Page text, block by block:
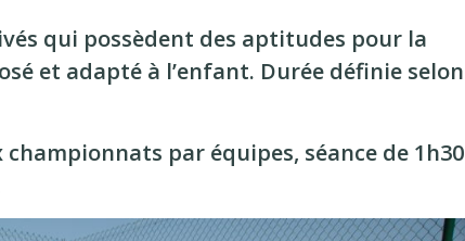
qui possèdent des aptitudes pour la
et adapté à l’enfant. Durée définie selon
par équipes, séance de 1h30